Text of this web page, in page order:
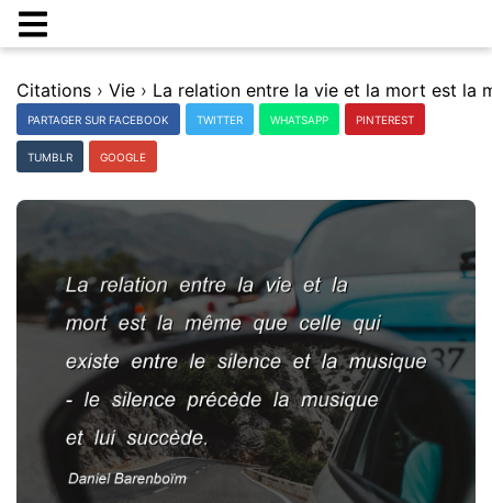
Citations › Vie ›
PARTAGER SUR FACEBOOK TWITTER WHATSAPP PINTEREST
TUMBLR GOOGLE